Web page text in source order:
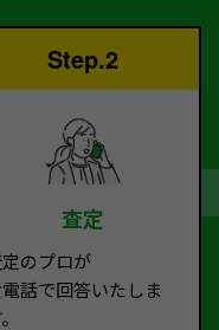
Step.2
査定
のプロが
電話で回答いたしま